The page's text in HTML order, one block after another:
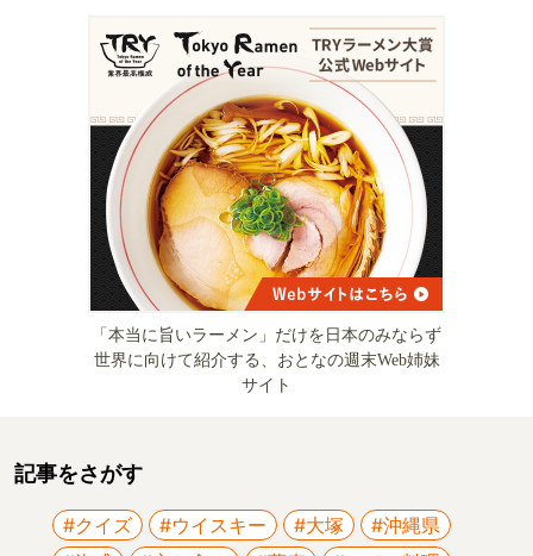
「本当に旨いラーメン」だけを日本のみならず
世界に向けて紹介する、おとなの週末Web姉妹
サイト
記事をさがす
#クイズ #ウイスキー #大塚
#沖縄県